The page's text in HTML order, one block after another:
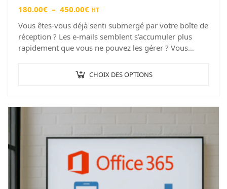
180.00€ – 450.00€ HT
Vous êtes-vous déjà senti submergé par votre boîte de
réception ? Les e-mails semblent s’accumuler plus
rapidement que vous ne pouvez les gérer ? Vous
CHOIX DES OPTIONS